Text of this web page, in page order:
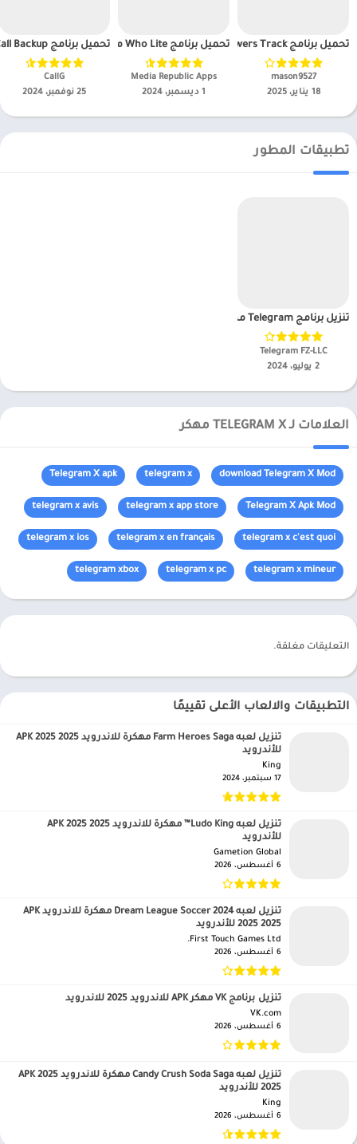
تحميل برنامج InReports+ Unfollowers Track مهكر APK للاندرويد 2025
mason9527‏
18 يناير، 2025
تحميل برنامج Who Lite مهكر APK للاندرويد 2025
Media Republic Apps‏
1 ديسمبر، 2024
تحميل برنامج Call Analysis – Call Backup مهكر APK للاندرويد 2025
CallG‏
25 نوفمبر، 2024
تطبيقات المطور
تنزيل برنامج Telegram مهكر APK للاندرويد 2025 للاندرويد
Telegram FZ-LLC‏
2 يوليو، 2024
العلامات لـ TELEGRAM X مهكر
download Telegram X Mod
telegram x
Telegram X apk
Telegram X Apk Mod
telegram x app store
telegram x avis
telegram x c'est quoi
telegram x en français
telegram x ios
telegram x mineur
telegram x pc
telegram xbox
التعليقات مغلقة.
التطبيقات والالعاب الأعلى تقييمًا
تنزيل لعبه Farm Heroes Saga مهكرة للاندرويد APK 2025 2025
للأندرويد
King‏
17 سبتمبر، 2024
تنزيل لعبه Ludo King™ مهكرة للاندرويد APK 2025 2025
للأندرويد
Gametion Global‏
6 أغسطس، 2026
تنزيل لعبه Dream League Soccer 2024 مهكرة للاندرويد APK
2025 2025 للأندرويد
First Touch Games Ltd.‏
6 أغسطس، 2026
تنزيل برنامج VK مهكر APK للاندرويد 2025 للاندرويد
VK.com‏
6 أغسطس، 2026
تنزيل لعبه Candy Crush Soda Saga مهكرة للاندرويد APK 2025
2025 للأندرويد
King‏
6 أغسطس، 2026